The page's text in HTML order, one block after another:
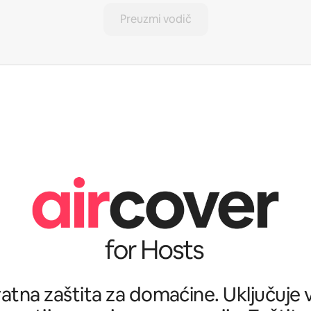
Preuzmi vodič
zaštita za domaćine. Uključuje